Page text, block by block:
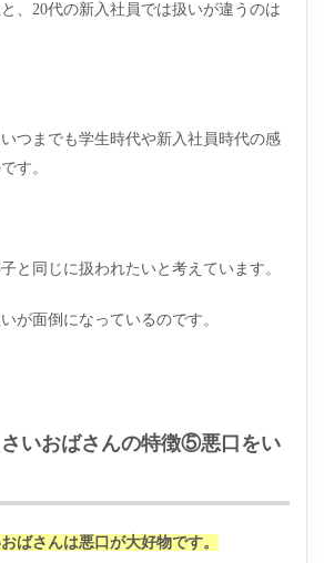
、20代の新入社員では扱いが違うのは
つまでも学生時代や新入社員時代の感
す。
と同じに扱われたいと考えています。
が面倒になっているのです。
いおばさんの特徴⑤悪口をい
ばさんは悪口が大好物です。